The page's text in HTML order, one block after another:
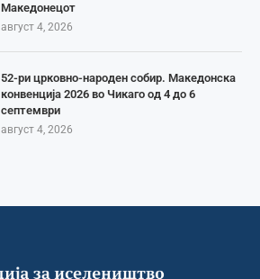
Македонецот
август 4, 2026
52-ри црковно-народен собир. Македонска
конвенција 2026 во Чикаго од 4 до 6
септември
август 4, 2026